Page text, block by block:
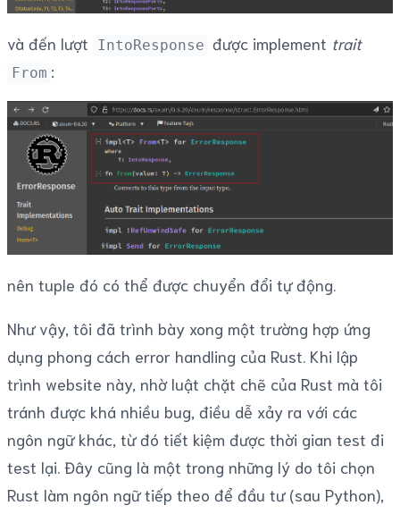
và đến lượt IntoResponse được implement trait
From :
nên tuple đó có thể được chuyển đổi tự động.
Như vậy, tôi đã trình bày xong một trường hợp ứng
dụng phong cách error handling của Rust. Khi lập
trình website này, nhờ luật chặt chẽ của Rust mà tôi
tránh được khá nhiều bug, điều dễ xảy ra với các
ngôn ngữ khác, từ đó tiết kiệm được thời gian test đi
test lại. Đây cũng là một trong những lý do tôi chọn
Rust làm ngôn ngữ tiếp theo để đầu tư (sau Python),